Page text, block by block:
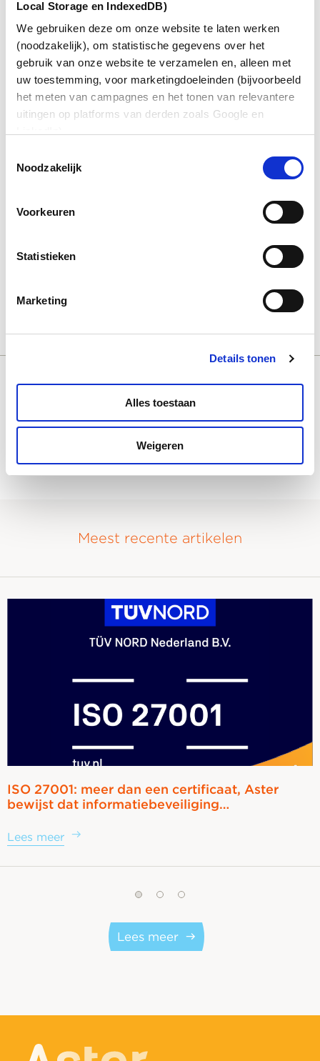
Local Storage en IndexedDB)
We gebruiken deze om onze website te laten werken
(noodzakelijk), om statistische gegevens over het
gebruik van onze website te verzamelen en, alleen met
uw toestemming, voor marketingdoeleinden (bijvoorbeeld
het meten van campagnes en het tonen van relevantere
uitingen op platforms van derden zoals Google en
Noodzakelijk
Voorkeuren
Statistieken
Marketing
Details tonen
Alles toestaan
Weigeren
Bij Aster blijven we continu werken aan het
waarborgen van veilige en betrouwbare
informatiebeveiliging. ISO 27001 is voor ons geen
eindpunt, maar een doorlopend proces om risico’s te
beheersen en data te beschermen.
Heb je vragen over onze certificering of wil je meer
weten over hoe wij omgaan met
informatiebeveiliging? Neem gerust contact met ons
Voor dit formulier is toestemming voor
om het
of privacy-extensie gebruikt, kunt u de blokkering
aria-
Meest recente artikelen
ISO 27001: meer dan een certificaat, Aster
bewijst dat informatiebeveiliging…
Lees meer
Lees meer